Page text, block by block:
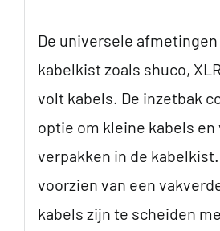
De universele
kabelkist zoals shuco,
volt kabels. De inzetbak
optie om kleine kabels
verpakken in de
voorzien van een
kabels zijn te scheiden